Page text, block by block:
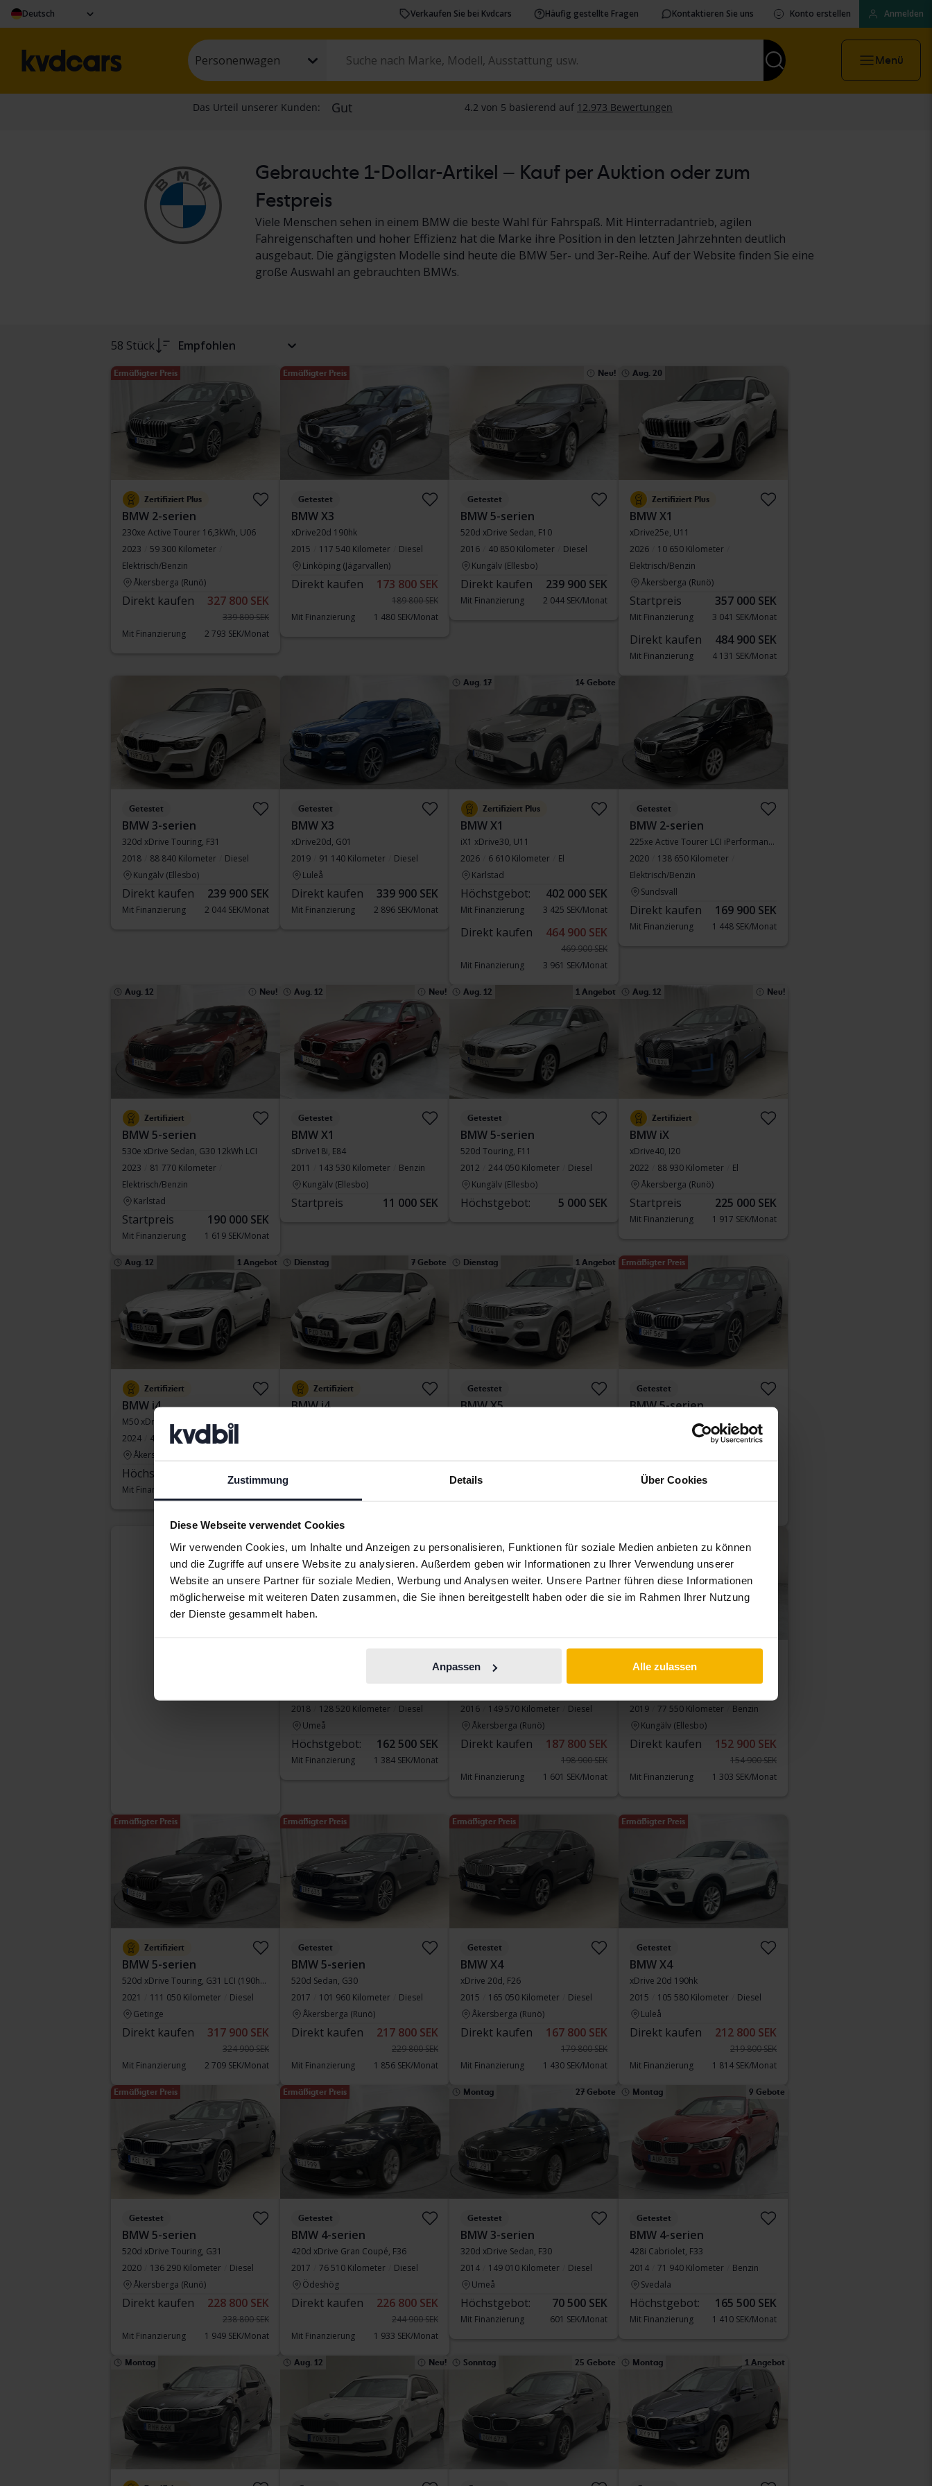
Zustimmung Details Über Cookies
Diese Webseite verwendet Cookies
Wir verwenden Cookies, um Inhalte und Anzeigen zu personalisieren, Funktionen für soziale Medien anbieten zu können
und die Zugriffe auf unsere Website zu analysieren. Außerdem geben wir Informationen zu Ihrer Verwendung unserer
Website an unsere Partner für soziale Medien, Werbung und Analysen weiter. Unsere Partner führen diese Informationen
möglicherweise mit weiteren Daten zusammen, die Sie ihnen bereitgestellt haben oder die sie im Rahmen Ihrer Nutzung
der Dienste gesammelt haben.
Anpassen Alle zulassen
Deutsch Verkaufen Sie bei Kvdcars Häufig gestellte Fragen Kontaktieren Sie uns Konto erstellen Anmelden
Personenwagen Menü
Gebrauchte 1-Dollar-Artikel – Kauf per Auktion oder zum
Festpreis
Viele Menschen sehen in einem BMW die beste Wahl für Fahrspaß. Mit Hinterradantrieb, agilen
Fahreigenschaften und hoher Effizienz hat die Marke ihre Position in den letzten Jahrzehnten deutlich
ausgebaut. Die gängigsten Modelle sind heute die BMW 5er- und 3er-Reihe. Auf der Website finden Sie eine
große Auswahl an gebrauchten BMWs.
58 Stück Empfohlen
Ermäßigter Preis
Zertifiziert Plus
BMW 2-serien
230xe Active Tourer 16,3kWh, U06
2023
59 300 Kilometer
Elektrisch/Benzin
Åkersberga (Runö)
Direkt kaufen 327 800 SEK
339 800 SEK
Mit Finanzierung
2 793 SEK/Monat
Ermäßigter Preis
Getestet
BMW X3
xDrive20d 190hk
2015
117 540 Kilometer
Diesel
Linköping (Jägarvallen)
Direkt kaufen 173 800 SEK
189 800 SEK
Mit Finanzierung
1 480 SEK/Monat
Neu!
Getestet
BMW 5-serien
520d xDrive Sedan, F10
2016
40 850 Kilometer
Diesel
Kungälv (Ellesbo)
Direkt kaufen 239 900 SEK
Mit Finanzierung 2 044 SEK/Monat
Aug. 20
Zertifiziert Plus
BMW X1
xDrive25e, U11
2026
10 650 Kilometer
Elektrisch/Benzin
Åkersberga (Runö)
Startpreis 357 000 SEK
Mit Finanzierung 3 041 SEK/Monat
Direkt kaufen 484 900 SEK
Mit Finanzierung 4 131 SEK/Monat
Getestet
BMW 3-serien
320d xDrive Touring, F31
2018
88 840 Kilometer
Diesel
Kungälv (Ellesbo)
Direkt kaufen 239 900 SEK
Mit Finanzierung 2 044 SEK/Monat
Getestet
BMW X3
xDrive20d, G01
2019
91 140 Kilometer
Diesel
Luleå
Direkt kaufen 339 900 SEK
Mit Finanzierung 2 896 SEK/Monat
Aug. 17 14 Gebote
Zertifiziert Plus
BMW X1
iX1 xDrive30, U11
2026
6 610 Kilometer
El
Karlstad
Höchstgebot: 402 000 SEK
Mit Finanzierung 3 425 SEK/Monat
Direkt kaufen 464 900 SEK
469 900 SEK
Mit Finanzierung
3 961 SEK/Monat
Getestet
BMW 2-serien
225xe Active Tourer LCI iPerformance 9,7kWh, F45
2020
138 650 Kilometer
Elektrisch/Benzin
Sundsvall
Direkt kaufen 169 900 SEK
Mit Finanzierung 1 448 SEK/Monat
Aug. 12 Neu!
Zertifiziert
BMW 5-serien
530e xDrive Sedan, G30 12kWh LCI
2023
81 770 Kilometer
Elektrisch/Benzin
Karlstad
Startpreis 190 000 SEK
Mit Finanzierung 1 619 SEK/Monat
Aug. 12 Neu!
Getestet
BMW X1
sDrive18i, E84
2011
143 530 Kilometer
Benzin
Kungälv (Ellesbo)
Startpreis 11 000 SEK
Aug. 12 1 Angebot
Getestet
BMW 5-serien
520d Touring, F11
2012
244 050 Kilometer
Diesel
Kungälv (Ellesbo)
Höchstgebot: 5 000 SEK
Aug. 12 Neu!
Zertifiziert
BMW iX
xDrive40, I20
2022
88 930 Kilometer
El
Åkersberga (Runö)
Startpreis 225 000 SEK
Mit Finanzierung 1 917 SEK/Monat
Aug. 12 1 Angebot
Zertifiziert
BMW i4
M50 xDrive, G26
2024
45 130 Kilometer
El
Åkersberga (Runö)
Höchstgebot: 262 000 SEK
Mit Finanzierung
Dienstag 7 Gebote
Zertifiziert
BMW i4
Dienstag 1 Angebot
Getestet
BMW X5
Ermäßigter Preis
Getestet
BMW 5-serien
70 980 Kilometer
Diesel
Direkt kaufen
2018
128 520 Kilometer
Diesel
Umeå
Höchstgebot: 162 500 SEK
Mit Finanzierung 1 384 SEK/Monat
BMW X4
2016
149 570 Kilometer
Diesel
Åkersberga (Runö)
Direkt kaufen 187 800 SEK
198 900 SEK
Mit Finanzierung
1 601 SEK/Monat
2019
77 550 Kilometer
Benzin
Kungälv (Ellesbo)
Direkt kaufen 152 900 SEK
154 900 SEK
Mit Finanzierung
1 303 SEK/Monat
Ermäßigter Preis
Zertifiziert
BMW 5-serien
520d xDrive Touring, G31 LCI (190hk+11hk)
2021
111 050 Kilometer
Diesel
Getinge
Direkt kaufen 317 900 SEK
324 900 SEK
Mit Finanzierung
2 709 SEK/Monat
Ermäßigter Preis
Getestet
BMW 5-serien
520d Sedan, G30
2017
101 960 Kilometer
Diesel
Åkersberga (Runö)
Direkt kaufen 217 800 SEK
229 800 SEK
Mit Finanzierung
1 856 SEK/Monat
Ermäßigter Preis
Getestet
BMW X4
xDrive 20d, F26
2015
165 050 Kilometer
Diesel
Åkersberga (Runö)
Direkt kaufen 167 800 SEK
179 800 SEK
Mit Finanzierung
1 430 SEK/Monat
Ermäßigter Preis
Getestet
BMW X4
xDrive 20d 190hk
2015
105 580 Kilometer
Diesel
Luleå
Direkt kaufen 212 800 SEK
219 800 SEK
Mit Finanzierung
1 814 SEK/Monat
Ermäßigter Preis
Getestet
BMW 5-serien
520d xDrive Touring, G31
2020
136 290 Kilometer
Diesel
Åkersberga (Runö)
Direkt kaufen 228 800 SEK
238 800 SEK
Mit Finanzierung
1 949 SEK/Monat
Ermäßigter Preis
Getestet
BMW 4-serien
420d xDrive Gran Coupé, F36
2017
76 510 Kilometer
Diesel
Ödeshög
Direkt kaufen 226 800 SEK
244 900 SEK
Mit Finanzierung
1 933 SEK/Monat
Montag 27 Gebote
Getestet
BMW 3-serien
320d xDrive Sedan, F30
2014
149 010 Kilometer
Diesel
Umeå
Höchstgebot: 70 500 SEK
Mit Finanzierung 601 SEK/Monat
Montag 9 Gebote
Getestet
BMW 4-serien
428i Cabriolet, F33
2014
71 940 Kilometer
Benzin
Svedala
Höchstgebot: 165 500 SEK
Mit Finanzierung 1 410 SEK/Monat
Montag Aug. 12 Neu! Sonntag 25 Gebote Montag 1 Angebot